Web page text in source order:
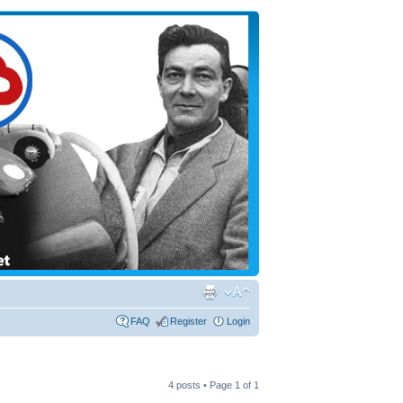
FAQ Register Login
4 posts • Page 1 of 1